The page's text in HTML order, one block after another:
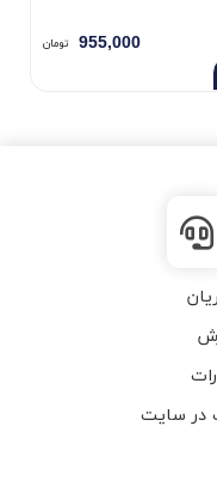
955,000 تومان
در سایت